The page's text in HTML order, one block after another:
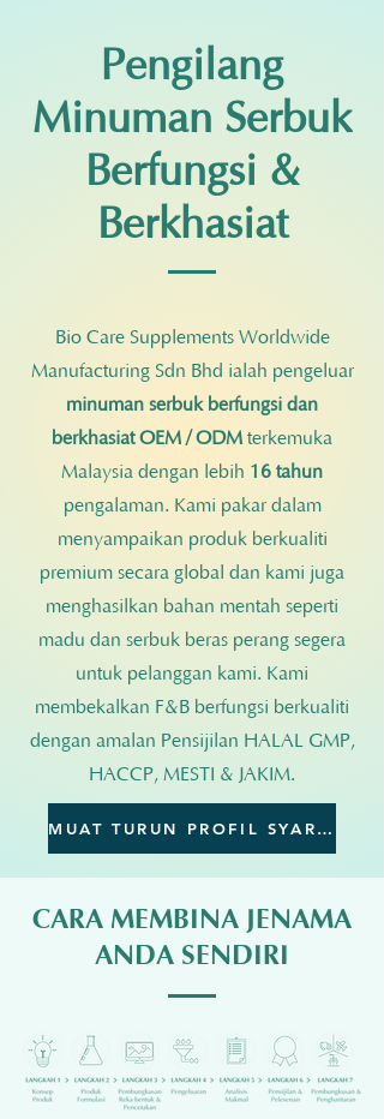
Pengilang
Minuman Serbuk
Berfungsi &
Berkhasiat
Bio Care Supplements Worldwide
Manufacturing Sdn Bhd ialah pengeluar
minuman serbuk berfungsi dan
berkhasiat OEM / ODM terkemuka
Malaysia dengan lebih 16 tahun
pengalaman. Kami pakar dalam
menyampaikan produk berkualiti
premium secara global dan kami juga
menghasilkan bahan mentah seperti
madu dan serbuk beras perang segera
untuk pelanggan kami. Kami
membekalkan F&B berfungsi berkualiti
dengan amalan Pensijilan HALAL GMP,
HACCP, MESTI & JAKIM.
MUAT TURUN PROFIL SYARIKAT
CARA MEMBINA JENAMA
ANDA SENDIRI